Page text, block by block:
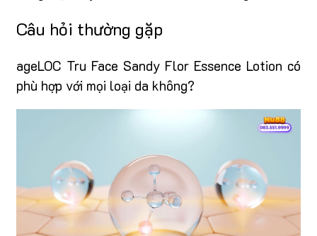
Câu hỏi thường gặp
ageLOC Tru Face Sandy Flor Essence Lotion có
phù hợp với mọi loại da không?